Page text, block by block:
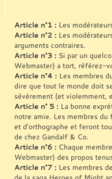
Article n°1 : Les
Article n°2 : Les
arguments contraires.
Article n°3 : Si par un
Webmaster) a tort, référez-
Article n°4 : Les membres
dire que tout le monde doit
sévèrement (et violemment,
Article n° 5 : La bonne
notre amie. Les membres
et d'orthographe et feront
de chez Gandalf & Co.
Article n°6 : Chaque
Webmaster) des propos
Article n°7 : Les membres